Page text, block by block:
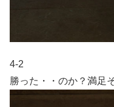
4-2
勝った・・のか？満足